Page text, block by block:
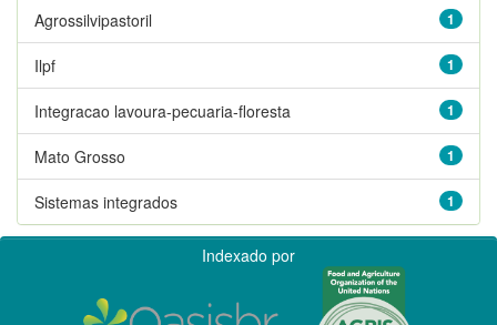
1
Agrossilvipastoril
1
Ilpf
1
Integracao lavoura-pecuaria-floresta
1
Mato Grosso
1
Sistemas integrados
Indexado por